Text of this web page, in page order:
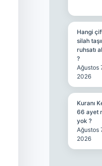
Hangi
silah
ruhsatı
?
Ağustos
2026
Kuranı
66 ayet
yok ?
Ağustos
2026